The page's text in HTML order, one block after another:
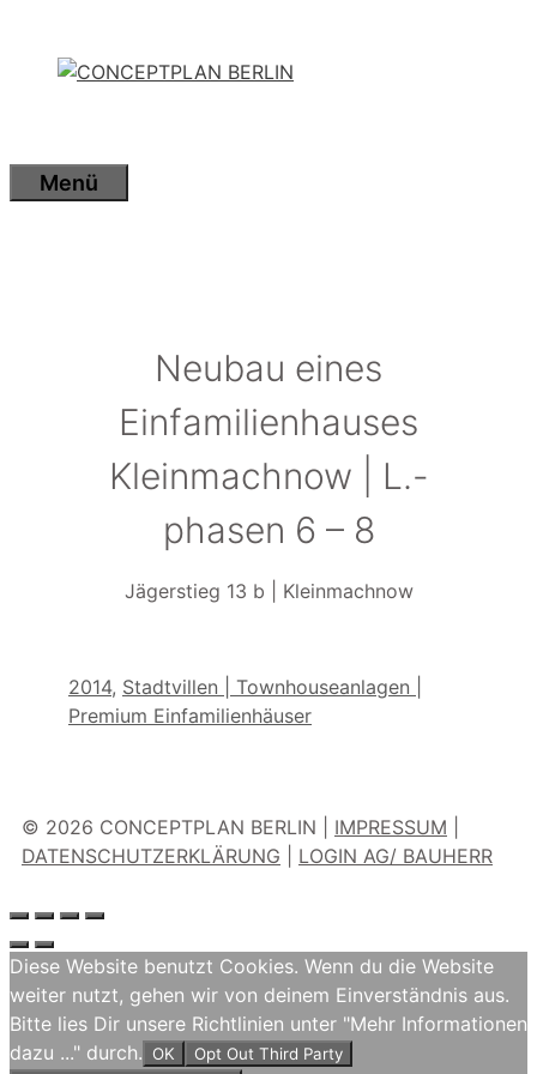
springen
Menü
Neubau eines
Einfamilienhauses
Kleinmachnow | L.-
phasen 6 – 8
Jägerstieg 13 b | Kleinmachnow
Kategorien
2014, Stadtvillen | Townhouseanlagen |
Premium Einfamilienhäuser
© 2026 CONCEPTPLAN BERLIN | IMPRESSUM
DATENSCHUTZERKLÄRUNG
LOGIN AG/ BAUHERR
Diese Website benutzt Cookies. Wenn du die Website
weiter nutzt, gehen wir von deinem Einverständnis aus.
Bitte lies Dir unsere Richtlinien unter "Mehr Informationen
dazu ..." durch. OK
Opt Out Third Party